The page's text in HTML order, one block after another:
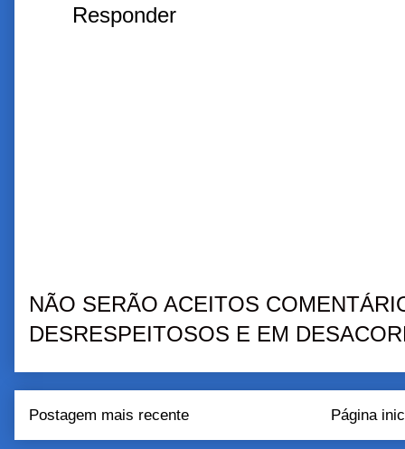
Responder
NÃO SERÃO ACEITOS
DESRESPEITOSOS E EM
Postagem mais recente Página